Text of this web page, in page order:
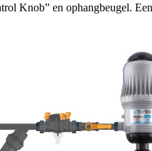
Knob” en ophangbeugel.